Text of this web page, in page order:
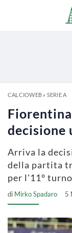
CALCIOWEB» SERIE A
decisione
Arriva la
della partita
per l'11°
di Mirko Spadaro 5